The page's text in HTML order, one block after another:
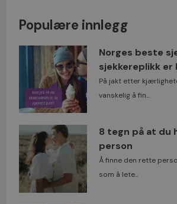
Populære innlegg
Norges beste
sjekkereplikk er
På jakt etter
vanskelig å fin...
8 tegn på at
person
Å finne den rette
som å lete...